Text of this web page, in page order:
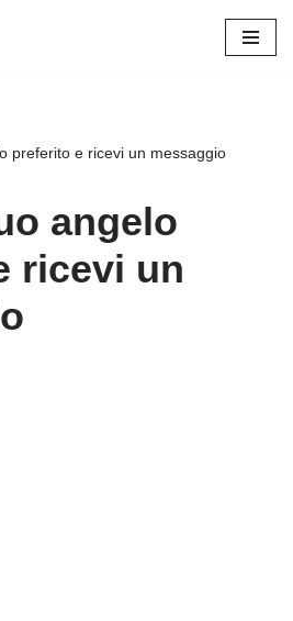
preferito e ricevi un messaggio
angelo
ricevi un